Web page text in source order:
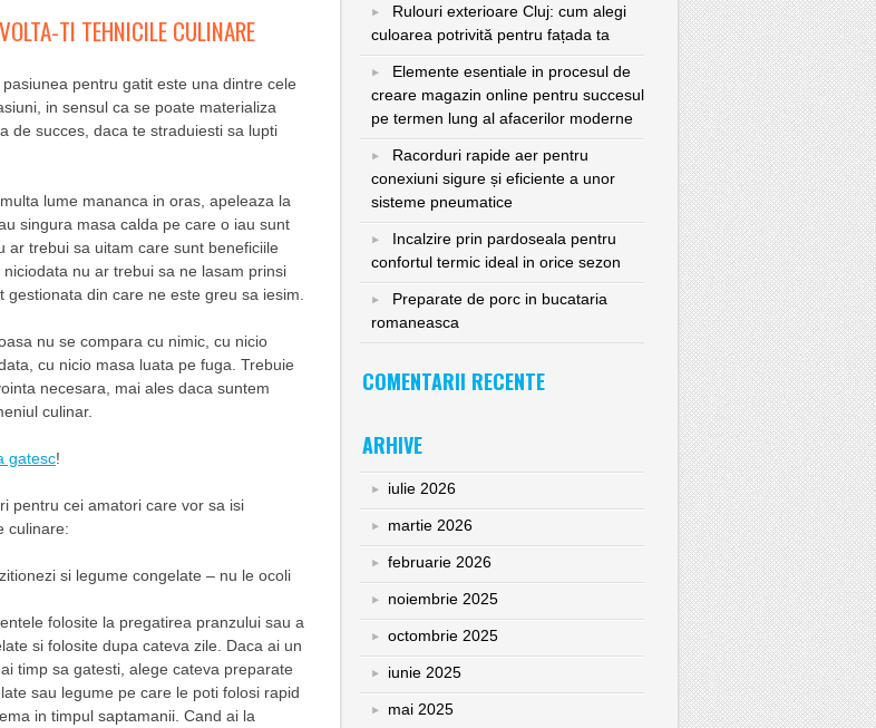
TI TEHNICILE CULINARE
pentru gatit este una dintre cele
in sensul ca se poate materializa
de succes, daca te straduiesti sa lupti
lume mananca in oras, apeleaza la
singura masa calda pe care o iau sunt
ar trebui sa uitam care sunt beneficiile
nu ar trebui sa ne lasam prinsi
gestionata din care ne este greu sa iesim.
nu se compara cu nimic, cu nicio
cu nicio masa luata pe fuga. Trebuie
necesara, mai ales daca suntem
culinar.
gatesc!
pentru cei amatori care vor sa isi
culinare:
si legume congelate – nu le ocoli
folosite la pregatirea pranzului sau a
si folosite dupa cateva zile. Daca ai un
timp sa gatesti, alege cateva preparate
sau legume pe care le poti folosi rapid
in timpul saptamanii. Cand ai la
Rulouri exterioare Cluj: cum alegi
culoarea potrivită pentru fațada ta
Elemente esentiale in procesul de
creare magazin online pentru succesul
pe termen lung al afacerilor moderne
Racorduri rapide aer pentru
conexiuni sigure și eficiente a unor
sisteme pneumatice
Incalzire prin pardoseala pentru
confortul termic ideal in orice sezon
Preparate de porc in bucataria
romaneasca
COMENTARII RECENTE
ARHIVE
iulie 2026
martie 2026
februarie 2026
noiembrie 2025
octombrie 2025
iunie 2025
mai 2025